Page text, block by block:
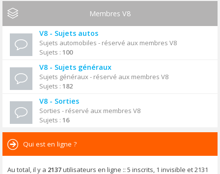
Membres V8
V8 - Sujets autos
Sujets automobiles - réservé aux membres V8
Sujets : 100
V8 - Sujets généraux
Sujets généraux - réservé aux membres V8
Sujets : 182
V8 - Sorties
Sorties - réservé aux membres V8
Sujets : 16
Qui est en ligne ?
Au total, il y a 2137utilisateurs en ligne :: 5 inscrits, 1 invisible et 2131